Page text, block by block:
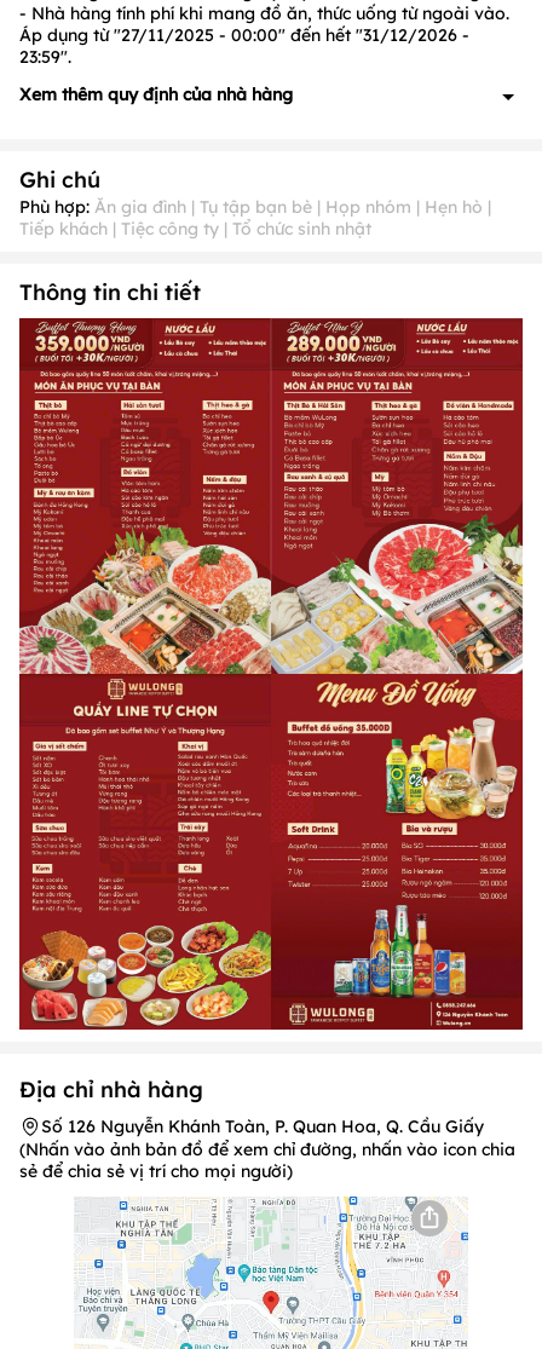
- Nhà hàng tính phí khi mang đồ ăn, thức uống từ ngoài vào.
Áp dụng từ "27/11/2025 - 00:00" đến hết "31/12/2026 -
23:59".
Xem thêm quy định của nhà hàng
để biết chi tiết
2. Quy định về ưu đãi: Có, cụ thể như sau:
- Ưu đãi không được áp dụng các ngày sau:
10 (Ngày 19,20); Tháng 11 (Ngày 20); Tháng 12 (Ngày 23,24,
25, 30, 31) , 10/3 Âm Lịch & 14/08 Âm lịch và 15/08 Âm lịch
- Ưu đãi không được áp dụng đồng thời cùng với các chương
trình ưu đãi khác tại Nhà hàng
3. Quy định về thời gian nhận khách PasGo
- Nhà hàng luôn nhận khách PasGo.
4. Quy định về Thời gian đặt chỗ trước: Không quy
định
- Lưu ý: Quý khách vui lòng đặt chỗ trước ít nhất
phút để
được phục vụ tốt nhất.
5. Quy định về Thời gian giữ chỗ tối đa: Có, cụ thể như
sau:
- Thời gian nhà hàng giữ chỗ tối đa: 15 phút.
6. Quy định về số khách tối thiểu trên mỗi lượt đặt bàn
- Thông tin đang được cập nhật, vui lòng liên hệ để biết chi
tiết
7. Quy định về Hoá đơn: Có, cụ thể như sau:
Hoá đơn VAT:Nhà hàng luôn thu theo quy định hiện hành
- Hoá đơn trực tiếp:Nhà hàng có xuất hóa đơn trực tiếp, vui
lòng liên hệ để biết chi tiết
8. Quy định về Phí phục vụ
- Thông tin đang được cập nhật, vui lòng liên hệ để biết chi
tiết
9. Quy định về phí mang đồ vào: Có, cụ thể như sau:
- Thông tin đang được cập nhật, vui lòng liên hệ để biết chi
tiết
Ghi chú
Phù hợp: Ăn gia đình | Tụ tập bạn bè | Họp nhóm | Hẹn hò |
Tiếp khách | Tiệc công ty | Tổ chức sinh nhật
Thông tin chi tiết
Địa chỉ nhà hàng
Số 126 Nguyễn Khánh Toàn, P. Quan Hoa, Q. Cầu Giấy
(Nhấn vào ảnh bản đồ để xem chỉ đường, nhấn vào icon chia
sẻ để chia sẻ vị trí cho mọi người)